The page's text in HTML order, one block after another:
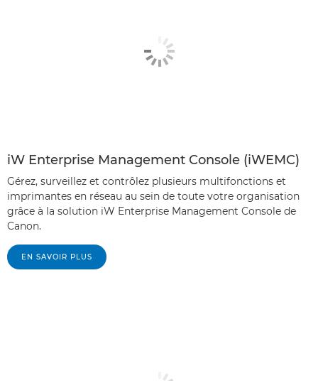
iW Enterprise Management Console (iWEMC)
Gérez, surveillez et contrôlez plusieurs multifonctions et
imprimantes en réseau au sein de toute votre organisation
grâce à la solution iW Enterprise Management Console de
Canon.
EN SAVOIR PLUS